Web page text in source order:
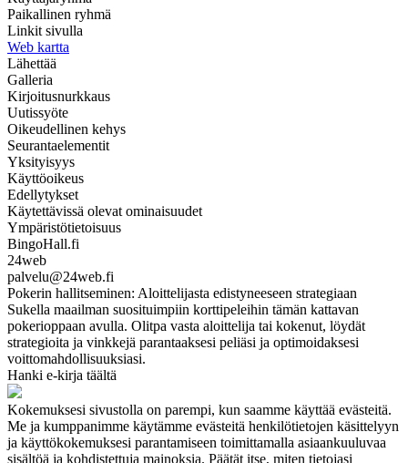
Paikallinen ryhmä
Linkit sivulla
Web kartta
Lähettää
Galleria
Kirjoitusnurkkaus
Uutissyöte
Oikeudellinen kehys
Seurantaelementit
Yksityisyys
Käyttöoikeus
Edellytykset
Käytettävissä olevat ominaisuudet
Ympäristötietoisuus
BingoHall.fi
24web
palvelu@24web.fi
Pokerin hallitseminen: Aloittelijasta edistyneeseen strategiaan
Sukella maailman suosituimpiin korttipeleihin tämän kattavan
pokerioppaan avulla. Olitpa vasta aloittelija tai kokenut, löydät
strategioita ja vinkkejä parantaaksesi peliäsi ja optimoidaksesi
voittomahdollisuuksiasi.
Hanki e-kirja täältä
Kokemuksesi sivustolla on parempi, kun saamme käyttää evästeitä.
Me ja kumppanimme käytämme evästeitä henkilötietojen käsittelyyn
ja käyttökokemuksesi parantamiseen toimittamalla asiaankuuluvaa
sisältöä ja kohdistettuja mainoksia. Päätät itse, miten tietojasi